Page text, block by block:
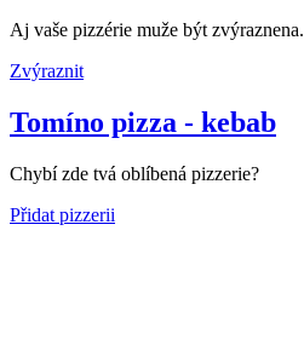
Aj vaše pizzérie muže být zvýraznena.
Zvýraznit
Tomíno pizza - kebab
Chybí zde tvá oblíbená pizzerie?
Přidat pizzerii